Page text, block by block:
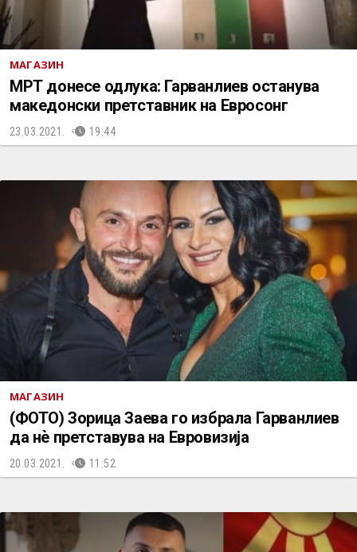
МАГАЗИН
МРТ донесе одлука: Гарванлиев останува
македонски претставник на Евросонг
23.03.2021. 19:44
МАГАЗИН
(ФОТО) Зорица Заева го избрала Гарванлиев
да нѐ претставува на Евровизија
20.03.2021. 11:52